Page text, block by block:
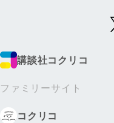
講談社コクリコ
ファミリーサイト
コクリコ